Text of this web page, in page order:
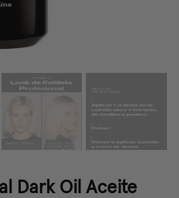
Dark Oil Aceite